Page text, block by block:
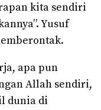
kita sendiri
Yusuf
apa pun
Allah sendiri,
dunia di